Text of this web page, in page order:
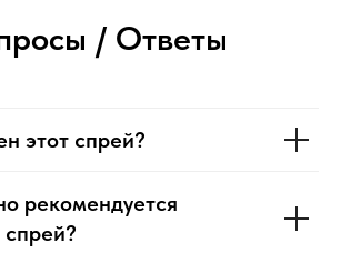
/ Ответы
этот спрей?
рекомендуется
спрей?